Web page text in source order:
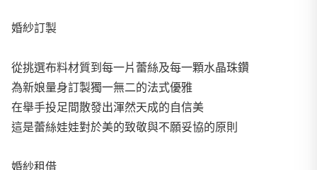
婚紗訂製
從挑選布料材質到每一片蕾絲及每一顆水晶珠鑽
為新娘量身訂製獨一無二的法式優雅
在舉手投足間散發出渾然天成的自信美
這是蕾絲娃娃對於美的致敬與不願妥協的原則
婚紗租借